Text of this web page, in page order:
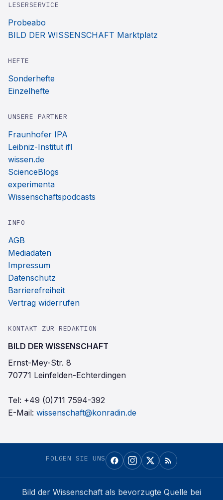
LESERSERVICE
Probeabo
BILD DER WISSENSCHAFT Marktplatz
HEFTE
Sonderhefte
Einzelhefte
UNSERE PARTNER
Fraunhofer IPA
Leibniz-Institut ifl
wissen.de
ScienceBlogs
experimenta
Wissenschaftspodcasts
INFO
AGB
Mediadaten
Impressum
Datenschutz
Barrierefreiheit
Vertrag widerrufen
KONTAKT ZUR REDAKTION
BILD DER WISSENSCHAFT
Ernst-Mey-Str. 8
70771 Leinfelden-Echterdingen
Tel: +49 (0)711 7594-392
E-Mail: wissenschaft@konradin.de
FOLGEN SIE UNS
Bild der Wissenschaft als bevorzugte Quelle bei